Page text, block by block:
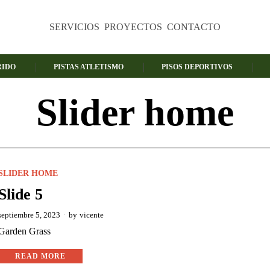
SERVICIOS PROYECTOS CONTACTO
PISTAS ATLETISMO PISOS DEPORTIVOS
Slider home
HOME
5
5, 2023 by vicente
Grass
READ MORE